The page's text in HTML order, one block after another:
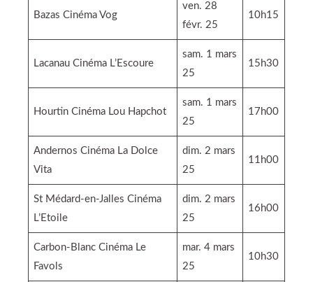
Bazas Cinéma Vog
ven. 28
févr. 25
10h15
Lacanau Cinéma L’Escoure
sam. 1 mars
25
15h30
Hourtin Cinéma Lou Hapchot
sam. 1 mars
25
17h00
Andernos Cinéma La Dolce
Vita
dim. 2 mars
25
11h00
St Médard-en-Jalles Cinéma
L’Etoile
dim. 2 mars
25
16h00
Carbon-Blanc Cinéma Le
Favols
mar. 4 mars
25
10h30